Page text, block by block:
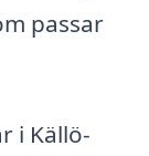
passar
i Källö-